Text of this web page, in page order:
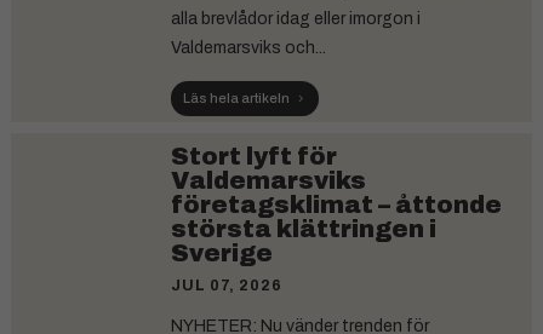
alla brevlådor idag eller imorgon i
Valdemarsviks och...
Läs hela artikeln
Stort lyft för
Valdemarsviks
företagsklimat – åttonde
största klättringen i
Sverige
JUL 07, 2026
NYHETER: Nu vänder trenden för